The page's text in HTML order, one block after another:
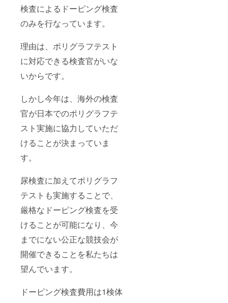
検査によるドーピング検査
のみを行なっています。
理由は、ポリグラフテスト
に対応できる検査官がいな
いからです。
しかし今年は、海外の検査
官が日本でのポリグラフテ
スト実施に協力していただ
けることが決まっていま
す。
尿検査に加えてポリグラフ
テストも実施することで、
厳格なドーピング検査を受
けることが可能になり、今
までにない公正な競技会が
開催できることを私たちは
望んでいます。
ドーピング検査費用は1検体